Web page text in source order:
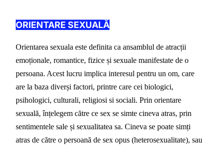
ORIENTARE SEXUALĂ
Orientarea sexuala este definita ca ansamblul de atracții
emoționale, romantice, fizice și sexuale manifestate de o
persoana. Acest lucru implica interesul pentru un om, care
are la baza diverși factori, printre care cei biologici,
psihologici, culturali, religiosi si sociali. Prin orientare
sexuală, înțelegem către ce sex se simte cineva atras, prin
sentimentele sale și sexualitatea sa. Cineva se poate simți
atras de către o persoană de sex opus (heterosexualitate), sau